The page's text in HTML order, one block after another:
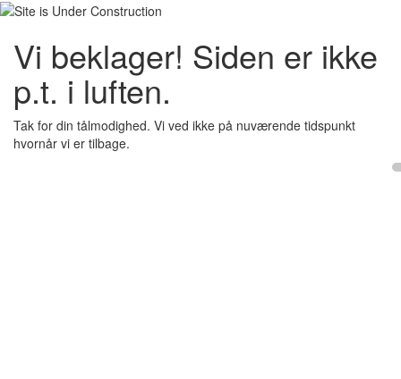
Vi beklager! Siden er ikke
p.t. i luften.
Tak for din tålmodighed. Vi ved ikke på nuværende tidspunkt
hvornår vi er tilbage.